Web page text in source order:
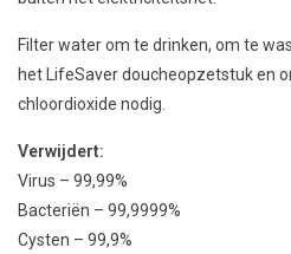
Filter water om te drinken, om te
het LifeSaver doucheopzetstuk en
chloordioxide nodig.
Verwijdert:
Virus – 99,99%
Bacteriën – 99,9999%
Cysten – 99,9%